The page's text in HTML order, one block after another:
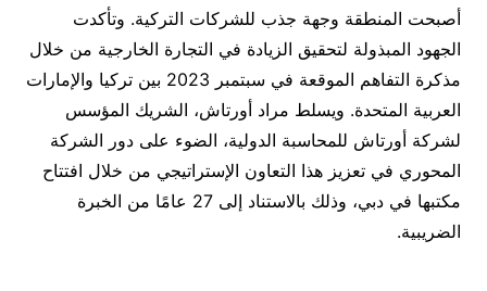
أصبحت المنطقة وجهة جذب للشركات التركية. وتأكدت
الجهود المبذولة لتحقيق الزيادة في التجارة الخارجية من خلال
مذكرة التفاهم الموقعة في سبتمبر 2023 بين تركيا والإمارات
العربية المتحدة. ويسلط مراد أورتاش، الشريك المؤسس
لشركة أورتاش للمحاسبة الدولية، الضوء على دور الشركة
المحوري في تعزيز هذا التعاون الإستراتيجي من خلال افتتاح
مكتبها في دبي، وذلك بالاستناد إلى 27 عامًا من الخبرة
الضريبية.